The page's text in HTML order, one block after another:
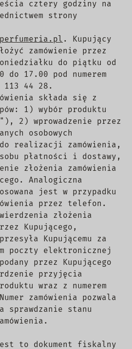
cztery godziny na
strony
. Kupujący
zamówienie przez
do piątku od
do 17.00 pod numerem
44 28.
składa się z
1) wybór produktu
2) wprowadzenie przez
osobowych
do realizacji zamówienia,
płatności i dostawy,
złożenia zamówienia
Analogiczna
jest w przypadku
przez telefon.
złożenia
Kupującego,
Kupującemu za
poczty elektronicznej
przez Kupującego
przyjęcia
wraz z numerem
zamówienia pozwala
sprawdzanie stanu
to dokument fiskalny